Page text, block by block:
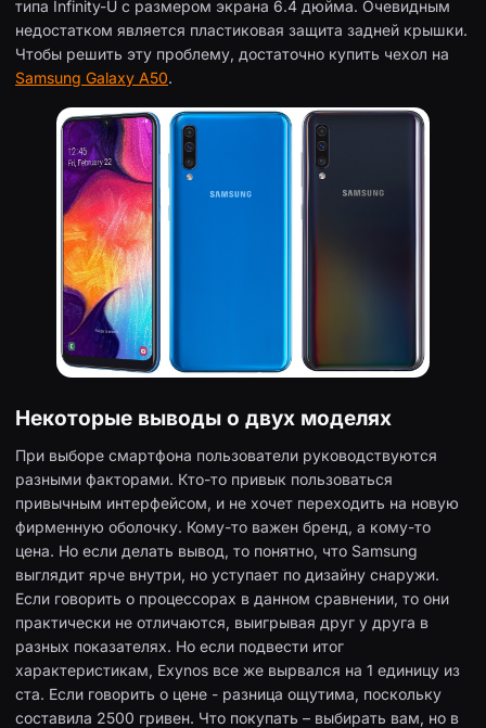
типа Infinity-U с размером экрана 6.4 дюйма. Очевидным
недостатком является пластиковая защита задней крышки.
Чтобы решить эту проблему, достаточно купить чехол на
Samsung Galaxy A50.
Некоторые выводы о двух моделях
При выборе смартфона пользователи руководствуются
разными факторами. Кто-то привык пользоваться
привычным интерфейсом, и не хочет переходить на новую
фирменную оболочку. Кому-то важен бренд, а кому-то
цена. Но если делать вывод, то понятно, что Samsung
выглядит ярче внутри, но уступает по дизайну снаружи.
Если говорить о процессорах в данном сравнении, то они
практически не отличаются, выигрывая друг у друга в
разных показателях. Но если подвести итог
характеристикам, Exynos все же вырвался на 1 единицу из
ста. Если говорить о цене - разница ощутима, поскольку
составила 2500 гривен. Что покупать – выбирать вам, но в